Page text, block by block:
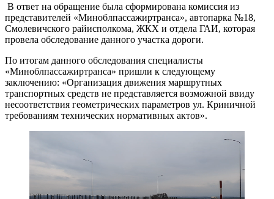
В ответ на обращение была сформирована комиссия из
представителей «Миноблпассажиртранса», автопарка №18,
Смолевичского райисполкома, ЖКХ и отдела ГАИ, которая
провела обследование данного участка дороги.
По итогам данного обследования специалисты
«Миноблпассажиртранса» пришли к следующему
заключению: «Организация движения маршрутных
транспортных средств не представляется возможной ввиду
несоответствия геометрических параметров ул. Криничной
требованиям технических нормативных актов».